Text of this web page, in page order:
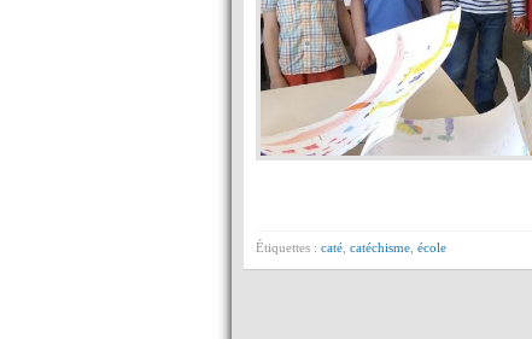
Étiquettes : caté catéchisme école